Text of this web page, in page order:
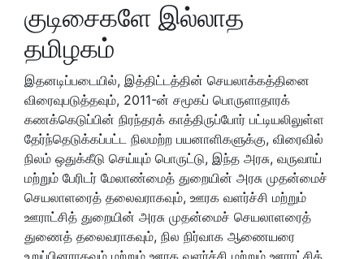
குடிசைகளே இல்லாத
தமிழகம்
இதனடிப்படையில், இத்திட்டத்தின் செயலாக்கத்தினை
விரைவுபடுத்தவும், 2011-ன் சமூகப் பொருளாதாரக்
கணக்கெடுப்பின் நிரந்தரக் காத்திருப்போர் பட்டியலிலுள்ள
தேர்ந்தெடுக்கப்பட்ட நிலமற்ற பயனாளிகளுக்கு, விரைவில்
நிலம் ஒதுக்கீடு செய்யும் பொருட்டு, இந்த அரசு, வருவாய்
மற்றும் பேரிடர் மேலாண்மைத் துறையின் அரசு முதன்மைச்
செயலாளரைத் தலைவராகவும், ஊரக வளர்ச்சி மற்றும்
ஊராட்சித் துறையின் அரசு முதன்மைச் செயலாளரைத்
துணைத் தலைவராகவும், நில நிர்வாக ஆணையரை
உறுப்பினராகவும் மற்றும் ஊரக வளர்ச்சி மற்றும் ஊராட்சித்